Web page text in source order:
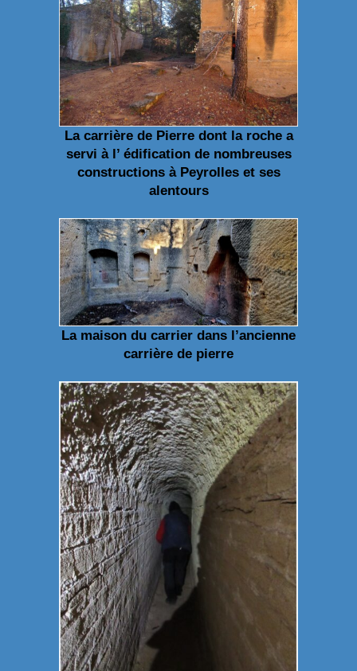
La carrière de Pierre dont la roche a
servi à l’ édification de nombreuses
constructions à Peyrolles et ses
alentours
La maison du carrier dans l’ancienne
carrière de pierre